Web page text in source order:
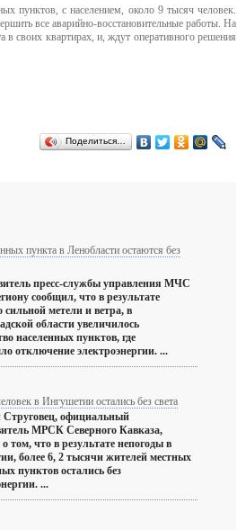
пунктов, с населением, около 9 тысяч человек.
все аварийно-восстановительные работы. На
своих квартирах, и, ждут оперативного решения
Поделиться…
пункта в Ленобласти остаются без
пресс-службы управления МЧС
сообщил, что в результате
сильной метели и ветра, в
области увеличилось
населенных пунктов, где
отключение электроэнергии. ...
в Ингушетии остались без света
Струговец, официальный
МРСК Северного Кавказа,
том, что в результате непогоды в
более 6, 2 тысячи жителей местных
пунктов остались без
...